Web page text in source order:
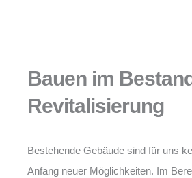
Bauen im
Revitalisierung
Bestehende Gebäude sind für uns
Anfang neuer Möglichkeiten. Im